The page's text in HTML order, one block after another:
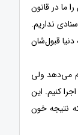
ما در قانون
نداریم.
قبول‌شان
می‌دهد ولی
کنیم. این
نتیجه خون